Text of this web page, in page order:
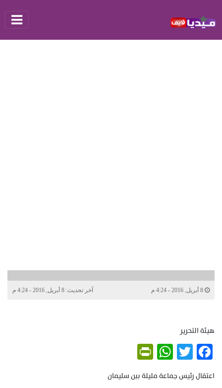
آخر تحديث: 8 أبريل, 2016 - 4:24 م
هيئة التحرير
Facebook
Twitter
WhatsApp
اعتقال رئيس جماعة مليلة ببن سليمان